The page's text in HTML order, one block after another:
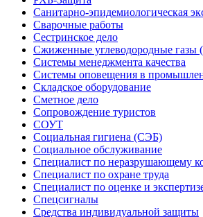
Санитарно-эпидемиологическая
Сварочные работы
Сестринское дело
Сжиженные углеводородные газы
Системы менеджмента качества
Системы оповещения в
Складское оборудование
Сметное дело
Сопровождение туристов
СОУТ
Социальная гигиена (СЭБ)
Социальное обслуживание
Специалист по неразрушающему
Специалист по охране труда
Специалист по оценке и
Спецсигналы
Средства индивидуальной защиты